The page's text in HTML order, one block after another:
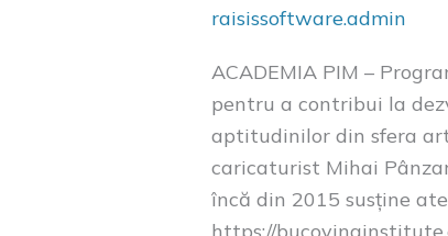
raisissoftware.admin
ACADEMIA PIM –
pentru a contribui la
aptitudinilor din sfera
caricaturist Mihai
încă din 2015 susține